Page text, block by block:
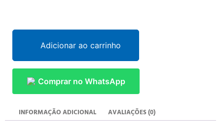
Adicionar ao carrinho
Comprar no WhatsApp
INFORMAÇÃO ADICIONAL AVALIAÇÕES (0)